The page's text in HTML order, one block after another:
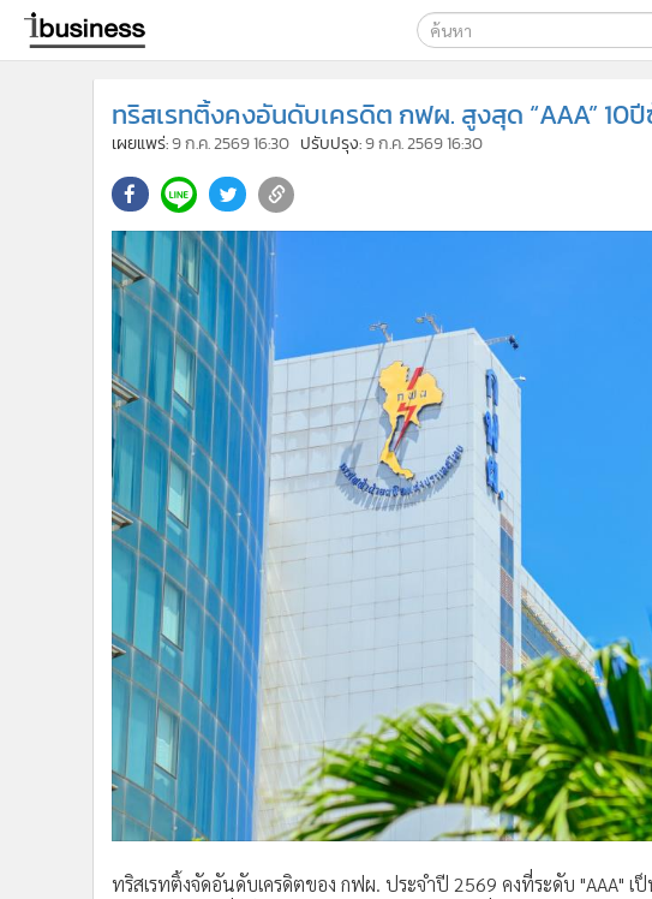
ค้นหา
Google
ค้นหาขั้นสูง
ทริสเรทติ้งคงอันดับเครดิต กฟผ. สูงสุด “AAA” 10
เผยแพร่:9 ก.ค. 2569 16:30 ปรับปรุง:9 ก.ค. 2569 16:30
ทริสเรทติ้งจัดอันดับเครดิตของ กฟผ. ประจำปี 2569 คงที่ระดับ